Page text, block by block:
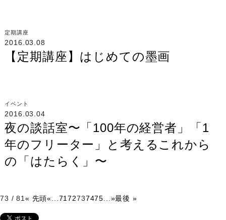
定期講座
2016.03.08
【定期講座】はじめての墨画
イベント
2016.03.04
夜の談話室〜「100年の経営者」「1
年のフリーター」と考えるこれから
の「はたらく」〜
73 / 81 « 先頭« 7172737475 »最後 »